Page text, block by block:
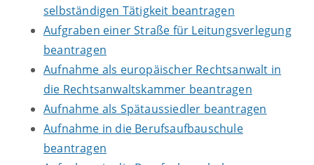
selbständigen Tätigkeit beantragen
Aufgraben einer Straße für Leitungsverlegung
beantragen
Aufnahme als europäischer Rechtsanwalt in
die Rechtsanwaltskammer beantragen
Aufnahme als Spätaussiedler beantragen
Aufnahme in die Berufsaufbauschule
beantragen